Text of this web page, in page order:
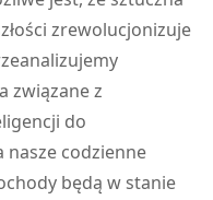
zrewolucjonizuje
związane z
do
nasze codzienne
będą w stanie